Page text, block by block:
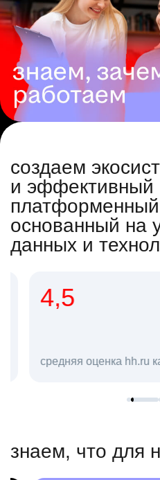
создаем
и эффективный
основанный на
данных и
4,5
средняя оценка hh.ru как
знаем, что для